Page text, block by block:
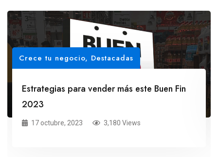
Crece tu negocio, Destacadas
Estrategias para vender más este Buen Fin
2023
17 octubre, 2023 3,180 Views